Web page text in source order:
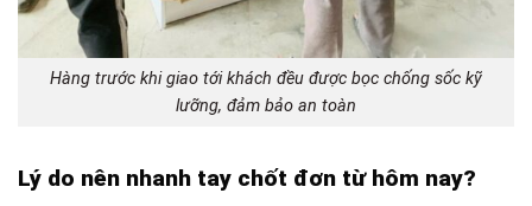
Hàng trước khi giao tới khách đều được bọc chống sốc kỹ
lưỡng, đảm bảo an toàn
Lý do nên nhanh tay chốt đơn từ hôm nay?